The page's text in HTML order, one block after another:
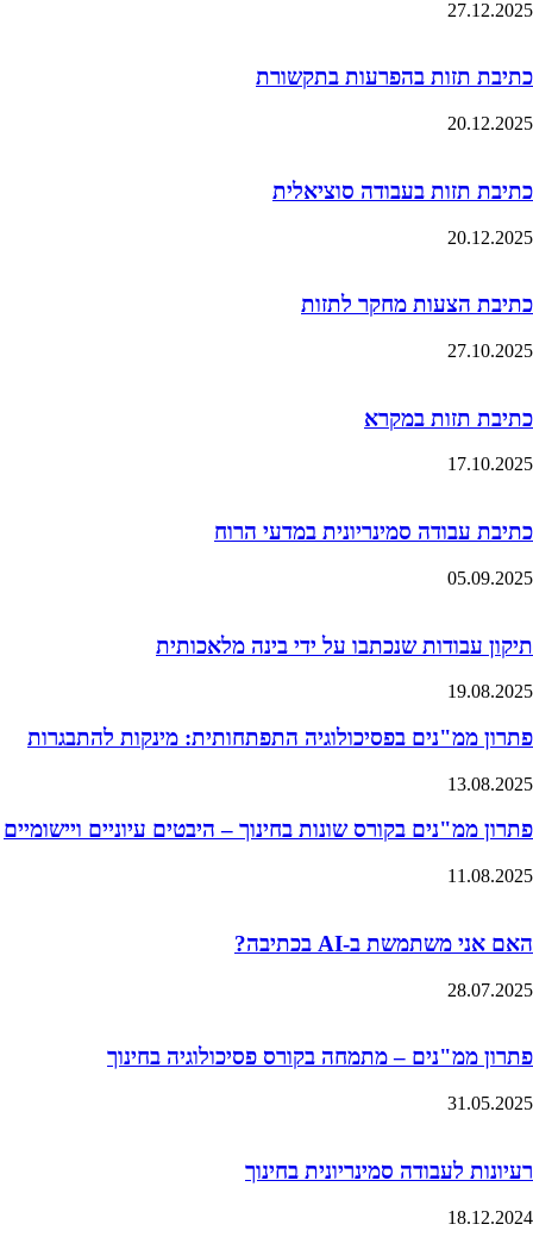
27.12.2025
כתיבת תזות בהפרעות בתקשורת
20.12.2025
כתיבת תזות בעבודה סוציאלית
20.12.2025
כתיבת הצעות מחקר לתזות
27.10.2025
כתיבת תזות במקרא
17.10.2025
כתיבת עבודה סמינריונית במדעי הרוח
05.09.2025
תיקון עבודות שנכתבו על ידי בינה מלאכותית
19.08.2025
פתרון ממ"נים בפסיכולוגיה התפתחותית: מינקות להתבגרות
13.08.2025
פתרון ממ"נים בקורס שונות בחינוך – היבטים עיוניים ויישומיים
11.08.2025
האם אני משתמשת ב-AI בכתיבה?
28.07.2025
פתרון ממ"נים – מתמחה בקורס פסיכולוגיה בחינוך
31.05.2025
רעיונות לעבודה סמינריונית בחינוך
18.12.2024